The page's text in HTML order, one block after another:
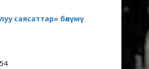
саясаттар» бөлүмү